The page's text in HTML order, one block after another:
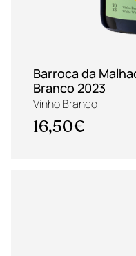
Barroca da
Branco 2023
Vinho Branco
16,50€